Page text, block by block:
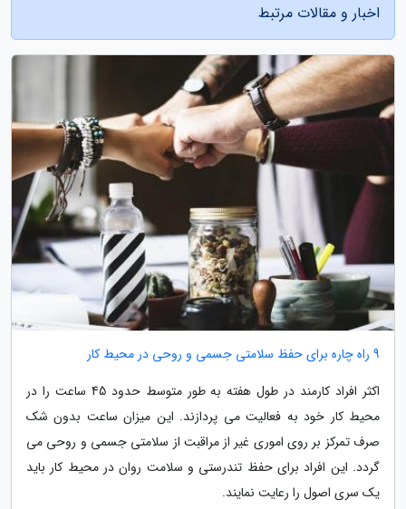
اخبار و مقالات مرتبط
9 راه چاره برای حفظ سلامتی جسمی و روحی در محیط کار
اکثر افراد کارمند در طول هفته به طور متوسط حدود 45 ساعت را در
محیط کار خود به فعالیت می پردازند. این میزان ساعت بدون شک
صرف تمرکز بر روی اموری غیر از مراقبت از سلامتی جسمی و روحی می
گردد. این افراد برای حفظ تندرستی و سلامت روان در محیط کار باید
یک سری اصول را رعایت نمایند.